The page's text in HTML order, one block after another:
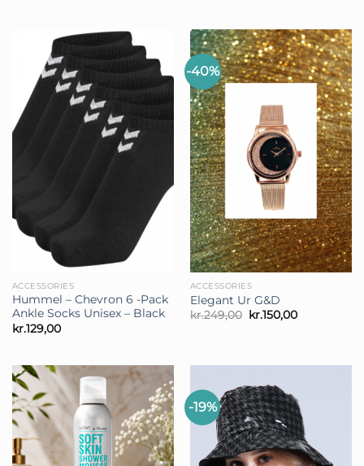
ACCESSORIES
Hummel – Chevron 6 -Pack
Ankle Socks Unisex – Black
kr.129,00
-40%
ACCESSORIES
Elegant Ur G&D
kr.249,00 Den
oprindelige
kr.150,00Den
-19%